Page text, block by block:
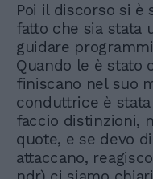
Poi il discorso si è
fatto che sia stata
guidare
Quando le è stato
finiscano nel suo
conduttrice è
faccio distinzioni,
quote, e se devo
attaccano,